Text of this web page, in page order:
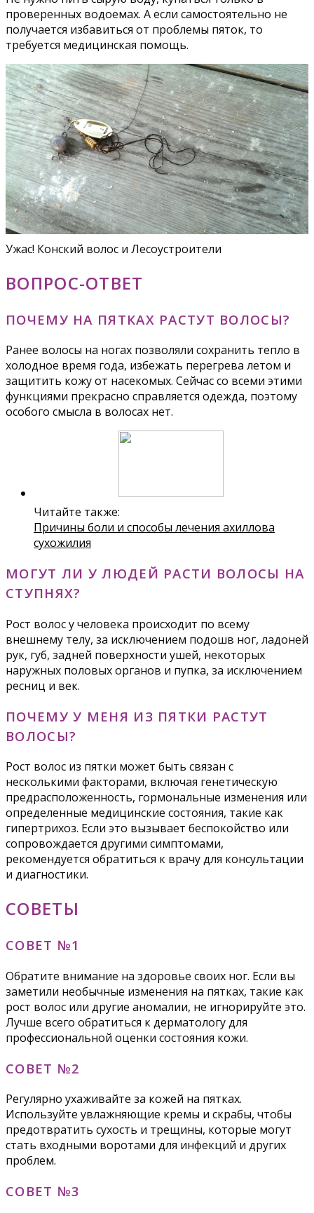
проверенных водоемах. А если самостоятельно не
получается избавиться от проблемы пяток, то
требуется медицинская помощь.
Ужас! Конский волос и Лесоустроители
ВОПРОС-ОТВЕТ
ПОЧЕМУ НА ПЯТКАХ РАСТУТ ВОЛОСЫ?
Ранее волосы на ногах позволяли сохранить тепло в
холодное время года, избежать перегрева летом и
защитить кожу от насекомых. Сейчас со всеми этими
функциями прекрасно справляется одежда, поэтому
особого смысла в волосах нет.
Читайте также:
Причины боли и способы лечения ахиллова
сухожилия
МОГУТ ЛИ У ЛЮДЕЙ РАСТИ ВОЛОСЫ НА
СТУПНЯХ?
Рост волос у человека происходит по всему
внешнему телу, за исключением подошв ног, ладоней
рук, губ, задней поверхности ушей, некоторых
наружных половых органов и пупка, за исключением
ресниц и век.
ПОЧЕМУ У МЕНЯ ИЗ ПЯТКИ РАСТУТ
ВОЛОСЫ?
Рост волос из пятки может быть связан с
несколькими факторами, включая генетическую
предрасположенность, гормональные изменения или
определенные медицинские состояния, такие как
гипертрихоз. Если это вызывает беспокойство или
сопровождается другими симптомами,
рекомендуется обратиться к врачу для консультации
и диагностики.
СОВЕТЫ
СОВЕТ №1
Обратите внимание на здоровье своих ног. Если вы
заметили необычные изменения на пятках, такие как
рост волос или другие аномалии, не игнорируйте это.
Лучше всего обратиться к дерматологу для
профессиональной оценки состояния кожи.
СОВЕТ №2
Регулярно ухаживайте за кожей на пятках.
Используйте увлажняющие кремы и скрабы, чтобы
предотвратить сухость и трещины, которые могут
стать входными воротами для инфекций и других
проблем.
СОВЕТ №3